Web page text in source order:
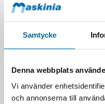
Samtycke
Denna webbplats
Vi använder
och annonserna till
VIKTIGA LÄNKAR
VISSELBLÅSARFUNKTION
NAVIGERING